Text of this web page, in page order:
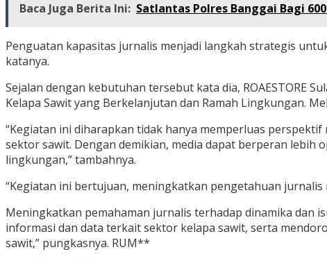
Baca Juga Berita Ini: Satlantas Polres Banggai Bagi
Penguatan kapasitas jurnalis menjadi langkah strategis
katanya.
Sejalan dengan kebutuhan tersebut kata dia, ROAESTORE
Kelapa Sawit yang Berkelanjutan dan Ramah Lingkungan.
“Kegiatan ini diharapkan tidak hanya memperluas
sektor sawit. Dengan demikian, media dapat berperan
lingkungan,” tambahnya.
“Kegiatan ini bertujuan, meningkatkan pengetahuan
Meningkatkan pemahaman jurnalis terhadap dinamika dan
informasi dan data terkait sektor kelapa sawit, serta
sawit,” pungkasnya. RUM**